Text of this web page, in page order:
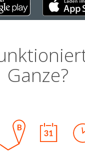
Ganze?